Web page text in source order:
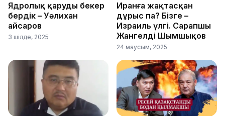
Ядролық қаруды бекер
бердік – Уәлихан
Қайсаров
3 шілде, 2025
Иранға жақтасқан
дұрыс па? Бізге –
Израиль үлгі. Сарапшы
Жангелді Шымшықов
24 маусым, 2025